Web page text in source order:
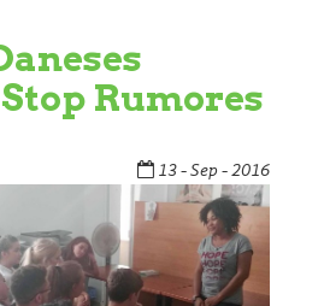
Rumores
13 - Sep - 2016